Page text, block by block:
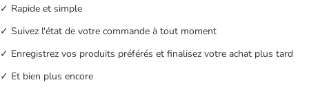
✓ Rapide et simple
✓ Suivez l'état de votre commande à tout moment
✓ Enregistrez vos produits préférés et finalisez votre achat plus tard
✓ Et bien plus encore